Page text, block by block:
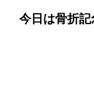
今日は骨折